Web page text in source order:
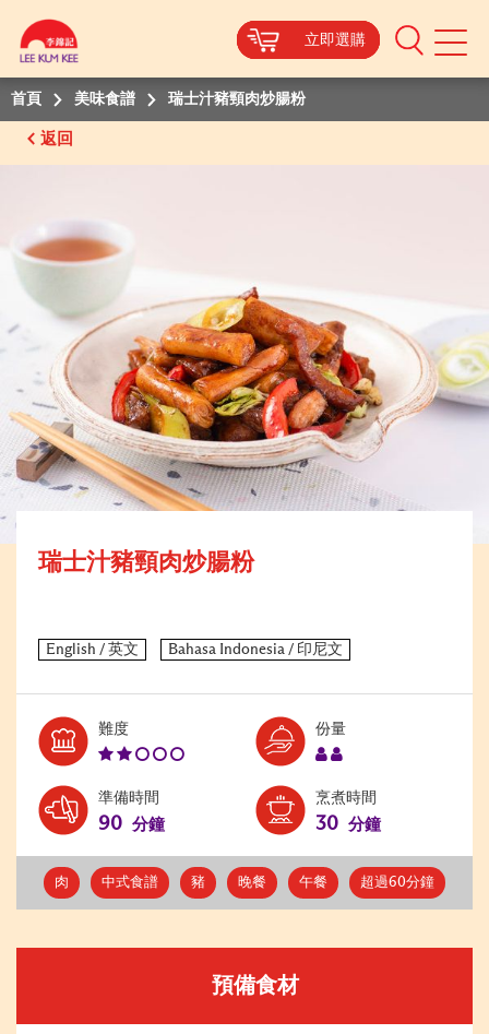
立即選購
Mobile
立即選購
立即選購
立即選購
首頁 美味食譜 瑞士汁豬頸肉炒腸粉
返回
瑞士汁豬頸肉炒腸粉
難度Level:
份量Serves:
準備時間
90 分鐘
烹煮時間
30 分鐘
肉 中式食譜 豬 晚餐 午餐 超過60分鐘
預備食材